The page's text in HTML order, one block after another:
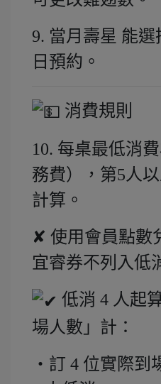
9. 當月壽星 能
日預約。
消費規則
10. 每桌最低消
務費），第5人
計算。
✘ 使用會員點數
宜睿券不列入低
低消 4 人起
場人數」計：
・訂 4 位實際